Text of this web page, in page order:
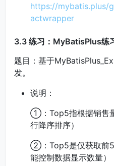
https://mybatis.plus/
actwrapper
3.3 练习：MyBatisPlus练
题目：基于
发。
说明：
①：Top5指根据销售
行降序排序）
②：Top5是仅获取前5
能控制数据显示数量）